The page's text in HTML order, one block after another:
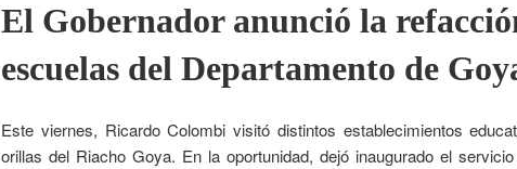
El Gobernador anunció la
escuelas del Departamento de
Este viernes, Ricardo Colombi visitó distintos establecimientos
orillas del Riacho Goya. En la oportunidad, dejó inaugurado el